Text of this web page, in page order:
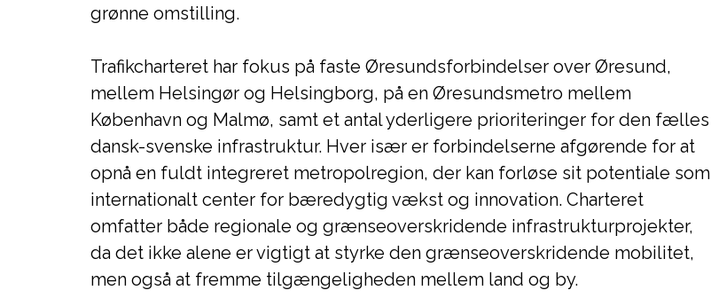
grønne omstilling.
Trafikcharteret har fokus på faste Øresundsforbindelser over Øresund,
mellem Helsingør og Helsingborg, på en Øresundsmetro mellem
København og Malmø, samt et antal yderligere prioriteringer for den fælles
dansk-svenske infrastruktur. Hver især er forbindelserne afgørende for at
opnå en fuldt integreret metropolregion, der kan forløse sit potentiale som
internationalt center for bæredygtig vækst og innovation. Charteret
omfatter både regionale og grænseoverskridende infrastrukturprojekter,
da det ikke alene er vigtigt at styrke den grænseoverskridende mobilitet,
men også at fremme tilgængeligheden mellem land og by.